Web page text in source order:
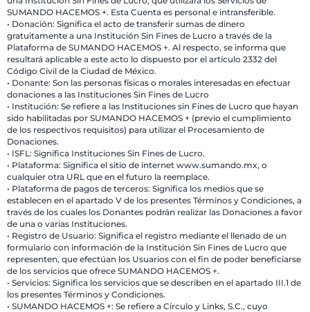
SUMANDO HACEMOS +. Esta Cuenta es personal e intransferible.
• Donación: Significa el acto de transferir sumas de dinero
gratuitamente a una Institución Sin Fines de Lucro a través de la
Plataforma de SUMANDO HACEMOS +. Al respecto, se informa que
resultará aplicable a este acto lo dispuesto por el artículo 2332 del
Código Civil de la Ciudad de México.
• Donante: Son las personas físicas o morales interesadas en efectuar
donaciones a las Instituciones Sin Fines de Lucro
• Institución: Se refiere a las Instituciones sin Fines de Lucro que hayan
sido habilitadas por SUMANDO HACEMOS + (previo el cumplimiento
de los respectivos requisitos) para utilizar el Procesamiento de
Donaciones.
• ISFL: Significa Instituciones Sin Fines de Lucro.
• Plataforma: Significa el sitio de internet www.sumando.mx, o
cualquier otra URL que en el futuro la reemplace.
• Plataforma de pagos de terceros: Significa los medios que se
establecen en el apartado V de los presentes Términos y Condiciones, a
través de los cuales los Donantes podrán realizar las Donaciones a favor
de una o varias Instituciones.
• Registro de Usuario: Significa el registro mediante el llenado de un
formulario con información de la Institución Sin Fines de Lucro que
representen, que efectúan los Usuarios con el fin de poder beneficiarse
de los servicios que ofrece SUMANDO HACEMOS +.
• Servicios: Significa los servicios que se describen en el apartado III.1 de
los presentes Términos y Condiciones.
• SUMANDO HACEMOS +: Se refiere a Círculo y Links, S.C., cuyo